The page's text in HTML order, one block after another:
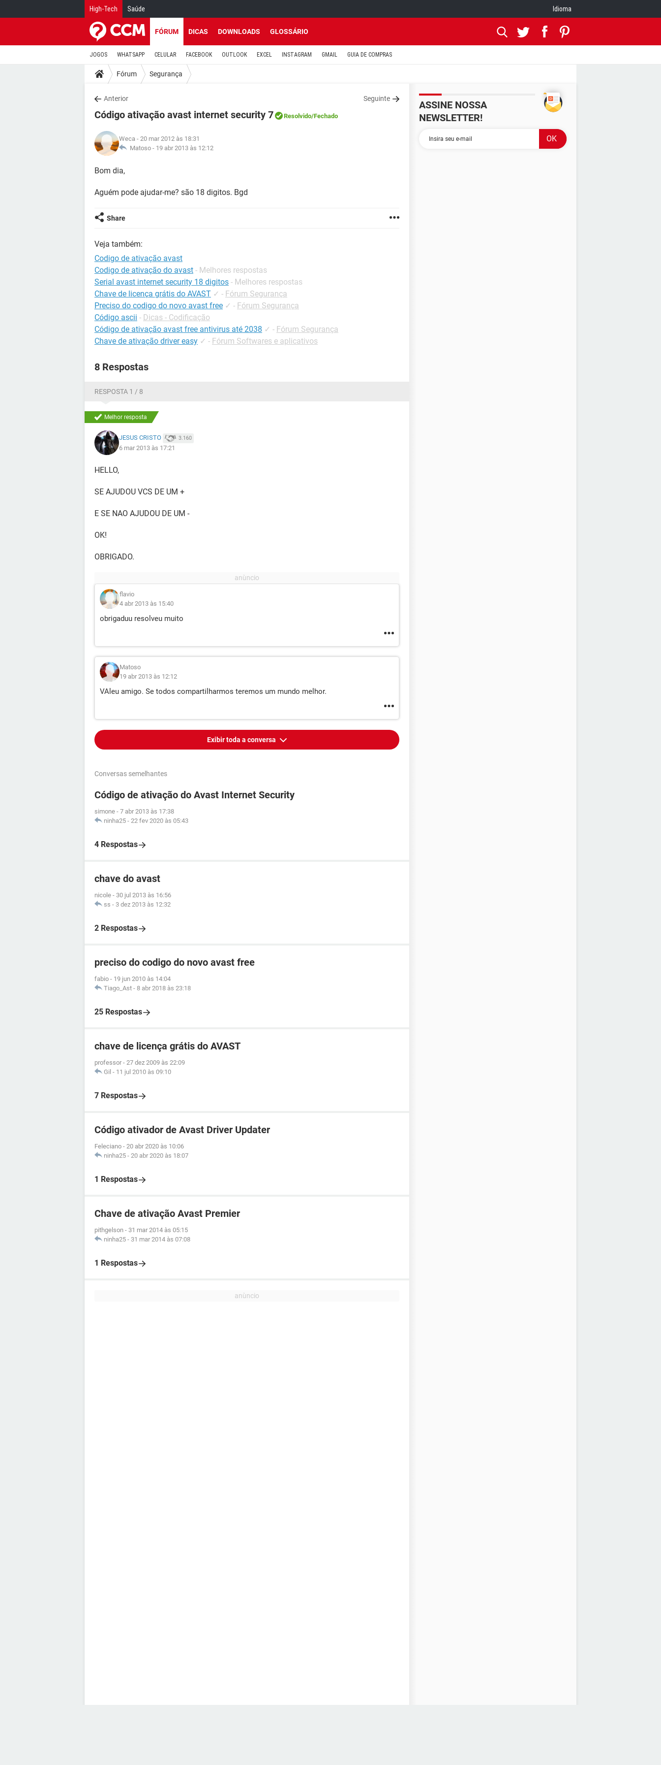
High-Tech Saúde Idioma
FÓRUM DICAS DOWNLOADS GLOSSÁRIO
JOGOS WHATSAPP CELULAR FACEBOOK OUTLOOK EXCEL INSTAGRAM GMAIL GUIA DE COMPRAS
Fórum Segurança
Anterior Seguinte
Código ativação avast internet security 7 Resolvido/Fechado
Weca - 20 mar 2012 às 18:31
Matoso - 19 abr 2013 às 12:12
Bom dia,
Aguém pode ajudar-me? são 18 digitos. Bgd
Share
Veja também:
Codigo de ativação avast
Codigo de ativação do avast - Melhores respostas
Serial avast internet security 18 digitos - Melhores respostas
Chave de licença grátis do AVAST ✓ - Fórum Segurança
Preciso do codigo do novo avast free ✓ - Fórum Segurança
Código ascii - Dicas - Codificação
Código de ativação avast free antivirus até 2038 ✓ - Fórum Segurança
Chave de ativação driver easy ✓ - Fórum Softwares e aplicativos
8 Respostas
RESPOSTA 1 / 8
Melhor resposta
JESUS CRISTO 3.160
6 mar 2013 às 17:21
HELLO,
SE AJUDOU VCS DE UM +
E SE NAO AJUDOU DE UM -
OK!
OBRIGADO.
flavio
4 abr 2013 às 15:40
obrigaduu resolveu muito
Matoso
19 abr 2013 às 12:12
VAleu amigo. Se todos compartilharmos teremos um mundo melhor.
Exibir toda a conversa
Conversas semelhantes
Código de ativação do Avast Internet Security
simone - 7 abr 2013 às 17:38
ninha25 - 22 fev 2020 às 05:43
4 Respostas
chave do avast
nicole - 30 jul 2013 às 16:56
ss - 3 dez 2013 às 12:32
2 Respostas
preciso do codigo do novo avast free
fabio - 19 jun 2010 às 14:04
Tiago_Ast - 8 abr 2018 às 23:18
25 Respostas
chave de licença grátis do AVAST
professor - 27 dez 2009 às 22:09
Gil - 11 jul 2010 às 09:10
7 Respostas
Código ativador de Avast Driver Updater
Feleciano - 20 abr 2020 às 10:06
ninha25 - 20 abr 2020 às 18:07
1 Respostas
Chave de ativação Avast Premier
pithgelson - 31 mar 2014 às 05:15
ninha25 - 31 mar 2014 às 07:08
1 Respostas
ASSINE NOSSA
NEWSLETTER!